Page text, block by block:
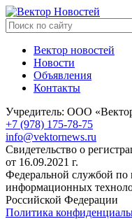
Вектор новостей
Новости
Объявления
Контакты
Учредитель: ООО
+7 (978) 175-78-75
info@vektornews.ru
Свидетельство о
от 16.09.2021 г.
Федеральной службой по
информационных
Российской Федерации
Политика